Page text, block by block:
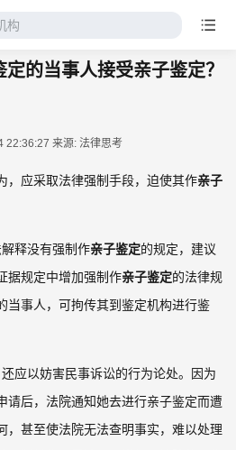
构
的当事人接受亲子鉴定？
22:36:27 来源: 法律思考
，应采取法律强制手段，迫使其作亲子
释没有强制作亲子鉴定的规定，建议
据规定中增加强制作亲子鉴定的法律规
当事人，可拘传其到鉴定机构进行鉴
应以妨害民事诉讼的行为论处。因为
请后，法院通知她去进行亲子鉴定而遭
，甚至使法院无法查明事实，难以处理